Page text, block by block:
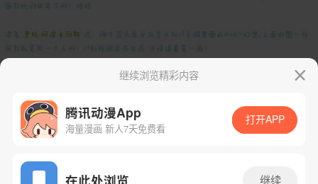
App免费看
继续浏览精彩内容
腾讯动漫App
海量漫画 新人7天免费看
打开APP
在此处浏览 继续